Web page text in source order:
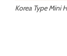
Korea Type Mini